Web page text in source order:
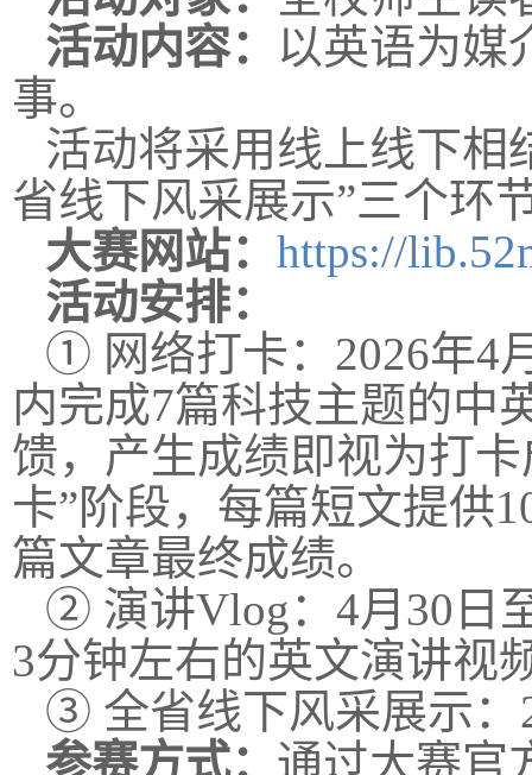
活动内容： 以英语为媒
事。
活动将采用线上线下相
省线下风采展示”三个环
大赛网站： https://
活动安排：
① 网络打卡：2026年4
内完成7篇科技主题的中
馈，产生成绩即视为打
卡”阶段，每篇短文提供
篇文章最终成绩。
② 演讲Vlog：4月30日
3分钟左右的英文演讲视
③ 全省线下风采展示：
参赛方式： 通过大赛官